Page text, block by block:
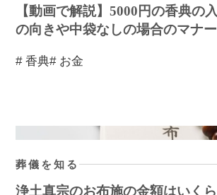
【動画で解説】5000円の香典の
の向きや中袋なしの場合のマナ
# 香典# お金
葬儀を知る
浄土真宗のお布施の金額はいく